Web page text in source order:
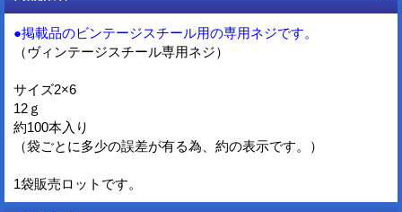
●掲載品のビンテージスチール用の専用ネジです。
（ヴィンテージスチール専用ネジ）
サイズ2×6
12ｇ
約100本入り
（袋ごとに多少の誤差が有る為、約の表示です。）
1袋販売ロットです。